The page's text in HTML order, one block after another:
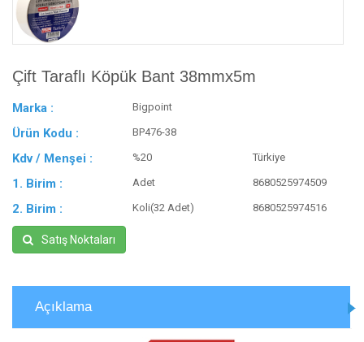
Çift Taraflı Köpük Bant 38mmx5m
Marka : Bigpoint
Ürün Kodu : BP476-38
Kdv / Menşei : %20 Türkiye
1. Birim : Adet 8680525974509
2. Birim : Koli(32 Adet) 8680525974516
Satış Noktaları
Açıklama